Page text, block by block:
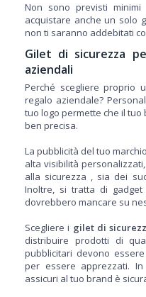
Non sono previsti
acquistare anche un solo
non ti saranno addebitati
Gilet di sicurezza
aziendali
Perché scegliere proprio
regalo aziendale?
tuo logo permette che il tuo
ben precisa.
La pubblicità del tuo
alta visibilità
alla sicurezza , sia dei
Inoltre, si tratta di
dovrebbero mancare su
Scegliere i gilet di
distribuire prodotti di
pubblicitari devono
per essere apprezzati.
assicuri al tuo brand è